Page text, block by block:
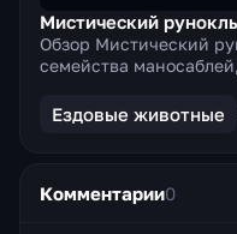
Мистический
Обзор Мистический
семейства
внутр...
Ездовые животные
Комментарии0